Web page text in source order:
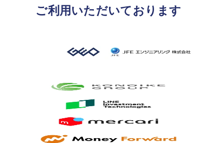
ご利用いただいております